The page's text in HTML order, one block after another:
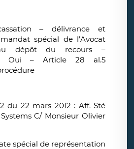
– délivrance et
spécial de l’Avocat
au dépôt du recours –
– Oui – Article 28 al.5
du 22 mars 2012 : Aff. Sté
C/ Monsieur Olivier
spécial de représentation